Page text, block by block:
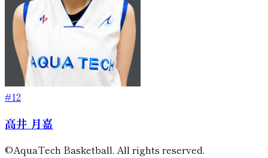
#12
高井 月嘉
©AquaTech Basketball. All rights reserved.